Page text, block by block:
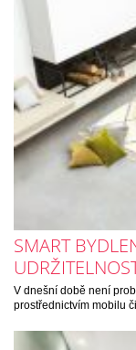
SMART
V dnešní době není
prostřednictvím mobilu